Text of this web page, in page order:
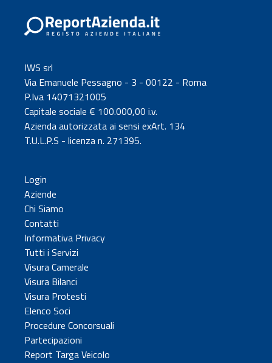
IWS srl
Via Emanuele Pessagno - 3 - 00122 - Roma
P.Iva 14071321005
Capitale sociale € 100.000,00 i.v.
Azienda autorizzata ai sensi exArt. 134
T.U.L.P.S - licenza n. 271395.
Login
Aziende
Chi Siamo
Contatti
Informativa Privacy
Tutti i Servizi
Visura Camerale
Visura Bilanci
Visura Protesti
Elenco Soci
Procedure Concorsuali
Partecipazioni
Report Targa Veicolo